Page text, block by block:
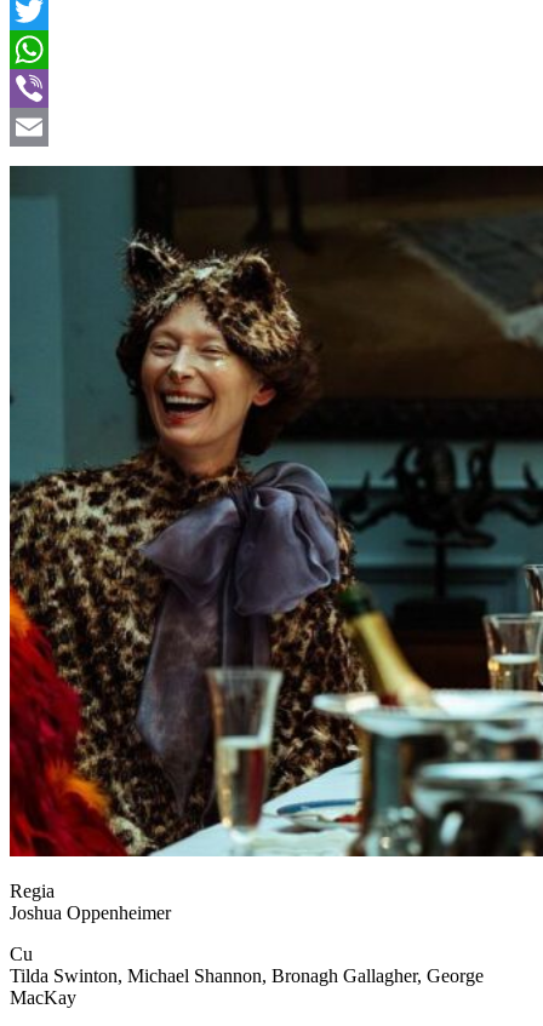
Facebook
Twitter
WhatsApp
Viber
Email
Regia
Joshua Oppenheimer
Cu
Tilda Swinton, Michael Shannon, Bronagh Gallagher, George
MacKay